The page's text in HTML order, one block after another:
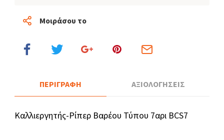
Μοιράσου το
ΠΕΡΙΓΡΑΦΗ ΑΞΙΟΛΟΓΗΣΕΙΣ
Καλλιεργητής-Ρίπερ Βαρέου Τύπου 7αρι BCS7